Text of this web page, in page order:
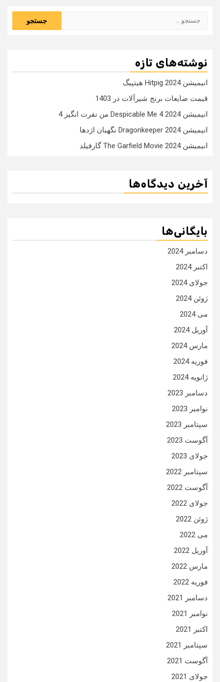
نوشته‌های تازه
انیمیشن Hitpig 2024 هیتپیگ
قیمت ضایعات برنج شیرآلات در 1403
انیمیشن Despicable Me 4 2024 من نفرت انگیز 4
انیمیشن Dragonkeeper 2024 نگهبان اژدها
انیمیشن The Garfield Movie 2024 گارفیلد
آخرین دیدگاه‌ها
بایگانی‌ها
دسامبر 2024
اکتبر 2024
جولای 2024
ژوئن 2024
می 2024
آوریل 2024
مارس 2024
فوریه 2024
ژانویه 2024
دسامبر 2023
نوامبر 2023
سپتامبر 2023
آگوست 2023
جولای 2023
سپتامبر 2022
آگوست 2022
جولای 2022
ژوئن 2022
می 2022
آوریل 2022
مارس 2022
فوریه 2022
دسامبر 2021
نوامبر 2021
اکتبر 2021
سپتامبر 2021
آگوست 2021
جولای 2021